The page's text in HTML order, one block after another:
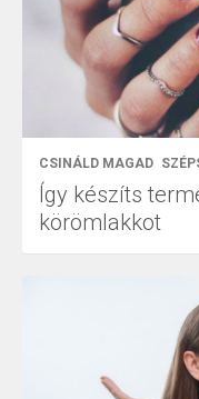
CSINÁLD MAGAD
Így készíts
körömlakkot